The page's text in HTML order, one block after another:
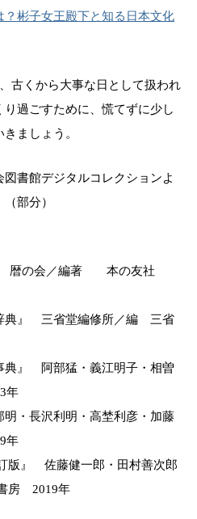
彬子女王殿下と知る日本文化
古くから大事な日として扱われ
過ごすために、慌てずに少し
ましょう。
書館デジタルコレクションよ
（部分）
』 暦の会／編著 本の友社
典』 三省堂編修所／編 三省
典』 阿部猛・義江明子・相曽
年
・長沢利明・高埜利彦・加藤
年
版』 佐藤健一郎・田村善次郎
房 2019年